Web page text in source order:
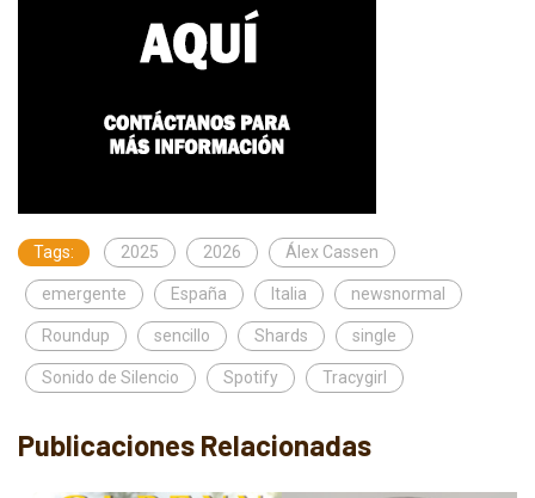
Tags: 2025 2026 Álex Cassen
emergente España Italia newsnormal
Roundup sencillo Shards single
Sonido de Silencio Spotify Tracygirl
Publicaciones Relacionadas